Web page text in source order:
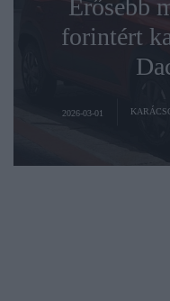
Erősebb
forintért
2026-03-01